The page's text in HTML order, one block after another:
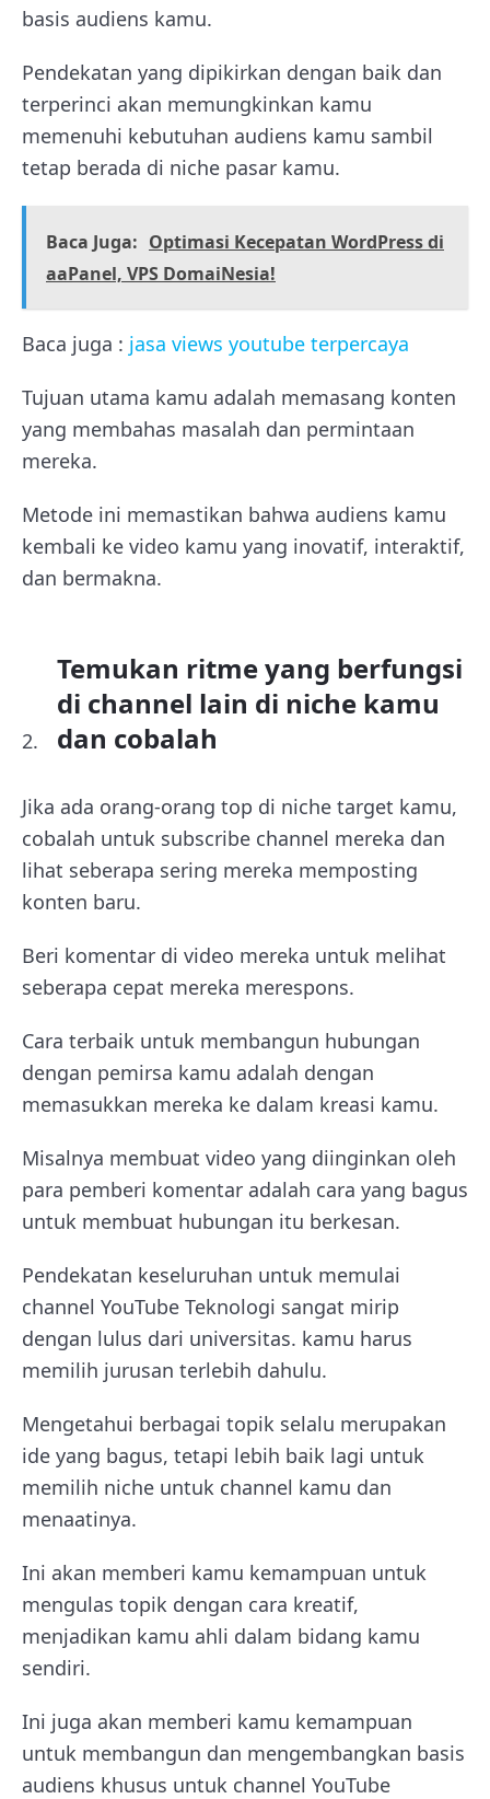
basis audiens kamu.
Pendekatan yang dipikirkan dengan baik dan
terperinci akan memungkinkan kamu
memenuhi kebutuhan audiens kamu sambil
tetap berada di niche pasar kamu.
Baca Juga: Optimasi Kecepatan WordPress di
aaPanel, VPS DomaiNesia!
Baca juga : jasa views youtube terpercaya
Tujuan utama kamu adalah memasang konten
yang membahas masalah dan permintaan
mereka.
Metode ini memastikan bahwa audiens kamu
kembali ke video kamu yang inovatif, interaktif,
dan bermakna.
Temukan ritme yang berfungsi
di channel lain di niche kamu
dan cobalah
Jika ada orang-orang top di niche target kamu,
cobalah untuk subscribe channel mereka dan
lihat seberapa sering mereka memposting
konten baru.
Beri komentar di video mereka untuk melihat
seberapa cepat mereka merespons.
Cara terbaik untuk membangun hubungan
dengan pemirsa kamu adalah dengan
memasukkan mereka ke dalam kreasi kamu.
Misalnya membuat video yang diinginkan oleh
para pemberi komentar adalah cara yang bagus
untuk membuat hubungan itu berkesan.
Pendekatan keseluruhan untuk memulai
channel YouTube Teknologi sangat mirip
dengan lulus dari universitas. kamu harus
memilih jurusan terlebih dahulu.
Mengetahui berbagai topik selalu merupakan
ide yang bagus, tetapi lebih baik lagi untuk
memilih niche untuk channel kamu dan
menaatinya.
Ini akan memberi kamu kemampuan untuk
mengulas topik dengan cara kreatif,
menjadikan kamu ahli dalam bidang kamu
sendiri.
Ini juga akan memberi kamu kemampuan
untuk membangun dan mengembangkan basis
audiens khusus untuk channel YouTube